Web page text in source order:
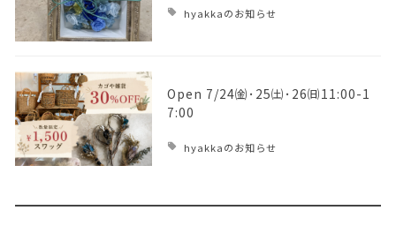
hyakkaのお知らせ
Open 7/24㈮･25㈯･26㈰11:00-1
7:00
hyakkaのお知らせ